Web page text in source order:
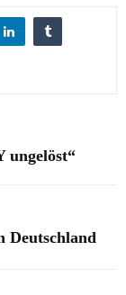
ungelöst“
Deutschland